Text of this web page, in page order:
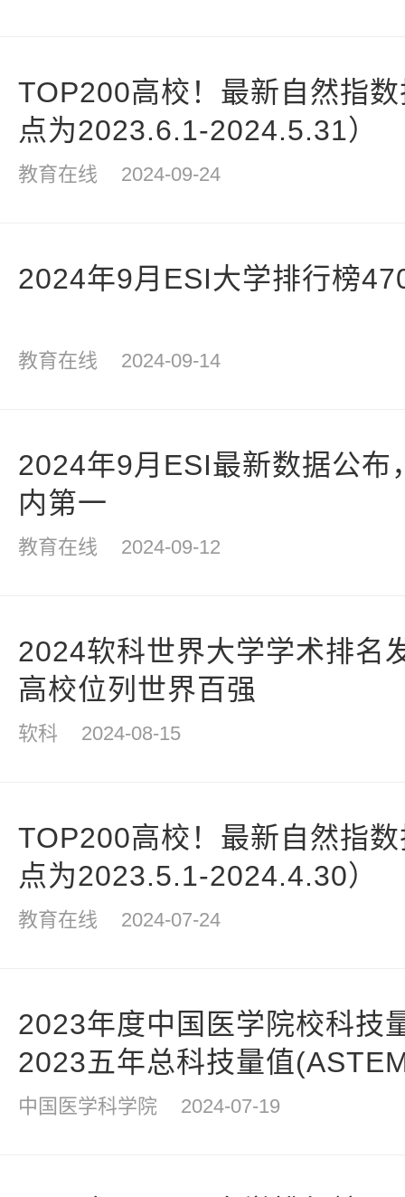
TOP200高校！最新自然指
点为2023.6.1-2024.5.31）
教育在线 2024-09-24
2024年9月ESI大学排行榜
教育在线 2024-09-14
2024年9月ESI最新数据公布
内第一
教育在线 2024-09-12
2024软科世界大学学术排名
高校位列世界百强
软科 2024-08-15
TOP200高校！最新自然指
点为2023.5.1-2024.4.30）
教育在线 2024-07-24
2023年度中国医学院校科技
2023五年总科技量值
中国医学科学院 2024-07-19